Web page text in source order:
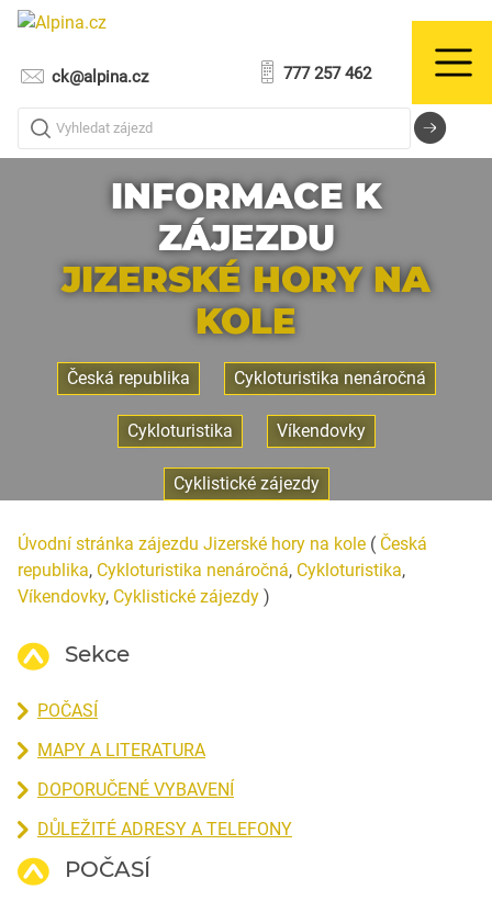
ck@alpina.cz 777 257 462
Vyhledat zájezd
INFORMACE K
ZÁJEZDU
JIZERSKÉ HORY NA
KOLE
Česká republika Cykloturistika nenáročná
Cykloturistika Víkendovky
Cyklistické zájezdy
Úvodní stránka zájezdu Jizerské hory na kole ( Česká
republika, Cykloturistika nenáročná, Cykloturistika,
Víkendovky, Cyklistické zájezdy )
Sekce
POČASÍ
MAPY A LITERATURA
DOPORUČENÉ VYBAVENÍ
DŮLEŽITÉ ADRESY A TELEFONY
POČASÍ